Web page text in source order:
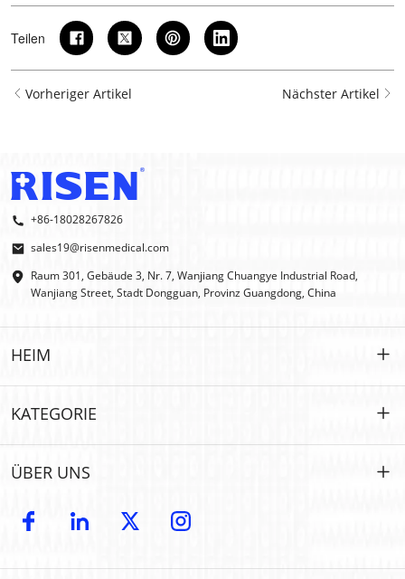
Teilen
Vorheriger Artikel Nächster Artikel
+86-18028267826
sales19@risenmedical.com
Raum 301, Gebäude 3, Nr. 7, Wanjiang Chuangye Industrial Road,
Wanjiang Street, Stadt Dongguan, Provinz Guangdong, China
HEIM
HEIM
PRODUKTE
OEM- und ODM-Modelle
GROSSHANDEL
KATEGORIE
Maßgeschneidert
ÜBER UNS
Einführung